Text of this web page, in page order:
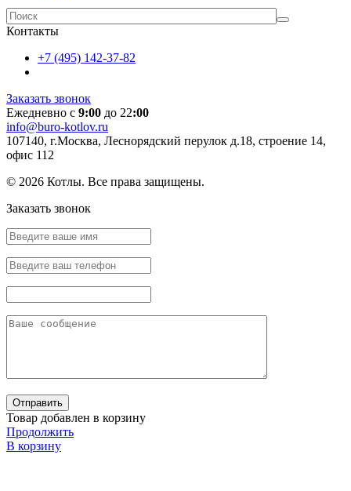
Контакты
+7 (495) 142-37-82
Заказать звонок
Ежедневно с 9:00 до 22:00
info@buro-kotlov.ru
107140, г.Москва, Леснорядский перулок д.18, строение 14,
офис 112
© 2026 Котлы. Все права защищены.
Заказать звонок
Товар добавлен в корзину
Продолжить
В корзину